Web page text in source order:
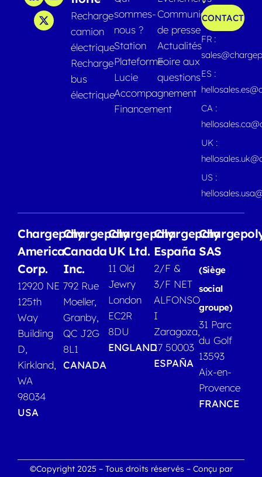
Recharge
camion
électrique
Recharge
bus
électrique
sommes-
nous ?
Station
Plateforme
Lucie
Accompagnement
Financement
Communiqués
de presse
Actualités
Foire aux
questions
CONTACT
FR :
ES :
CA :
UK :
US :
Chargepoly
America
Corp.
12920 NE
125th
Way
Building
D,
Kirkland,
WA
98034
USA
Chargepoly
Canada
Inc.
792 Rue
Moeller,
Granby,
QC J2G
8L1
CANADA
Chargepoly
UK Ltd.
11 Old
Jewry
London
EC2R
8DU
ENGLAND
Chargepoly
España
2/F &
3/F NET
ALFONSO
I
Zaragoza,
17 50003
ESPAÑA
SAS
(Siège
social
groupe)
31 Parc
du Golf
13593
Aix-en-
Provence
FRANCE
©Copyright 2025 – Tous droits réservés – Conçu par